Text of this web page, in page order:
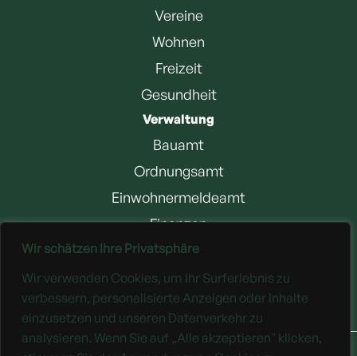
Wir schätzen Ihre Privatsphäre
Wir verwenden Cookies, um Ihr Surferlebnis zu
verbessern, personalisierte Anzeigen oder Inhalte
einzusetzen und unseren Datenverkehr zu
analysieren. Wenn Sie auf „Alle akzeptieren" klicken,
Vereine
Wohnen
Freizeit
Gesundheit
Verwaltung
Bauamt
Ordnungsamt
Einwohnermeldeamt
Finanzen
Jobangebote
Downloads